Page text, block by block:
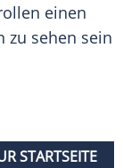
einen
zu sehen sein
STARTSEITE